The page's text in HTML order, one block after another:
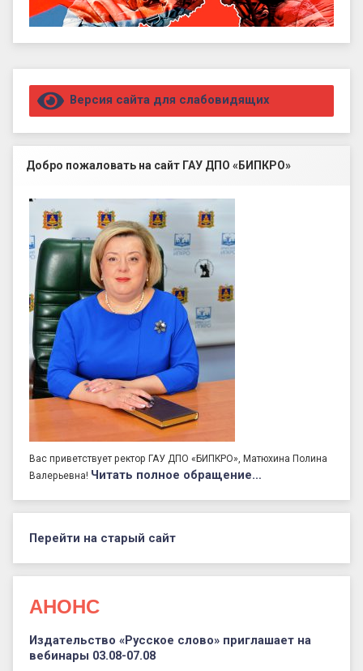
Правый сайдбар
Версия сайта для слабовидящих
Добро пожаловать на сайт ГАУ ДПО «БИПКРО»
Вас приветствует ректор ГАУ ДПО «БИПКРО», Матюхина Полина
Валерьевна! Читать полное обращение…
Перейти на старый сайт
АНОНС
Издательство «Русское слово» приглашает на
вебинары 03.08-07.08